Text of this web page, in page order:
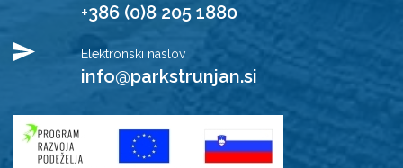
+386 (0)8 205 1880
Elektronski naslov
info@parkstrunjan.si